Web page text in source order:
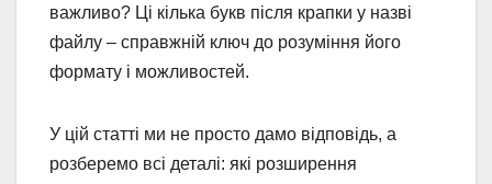
важливо? Ці кілька букв після крапки у назві
файлу – справжній ключ до розуміння його
формату і можливостей.
У цій статті ми не просто дамо відповідь, а
розберемо всі деталі: які розширення